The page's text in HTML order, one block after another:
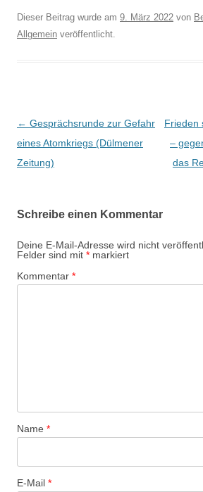
Dieser Beitrag wurde am 9. März 2022 von
Allgemein veröffentlicht.
B
e
i
a
g
s
-
i
n
← Gesprächsrunde zur Gefahr
eines Atomkriegs (Dülmener
Zeitung)
Frieden
–
das
Schreibe einen Kommentar
Deine E-Mail-Adresse wird nicht
Felder sind mit * markiert
Kommentar *
Name *
E-Mail *